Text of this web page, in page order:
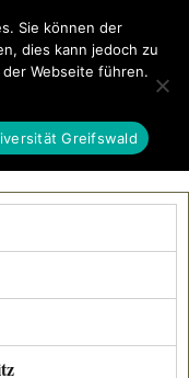
MENÜ
Sie können der
dies kann jedoch zu
Webseite führen.
Greifswald